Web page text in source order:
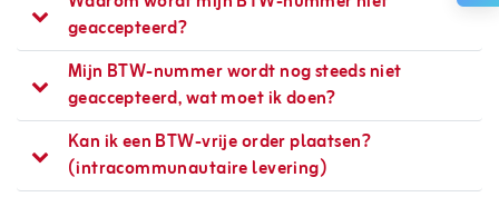
geaccepteerd?
Mijn BTW-nummer wordt nog steeds niet
geaccepteerd, wat moet ik doen?
Kan ik een BTW-vrije order plaatsen?
(intracommunautaire levering)